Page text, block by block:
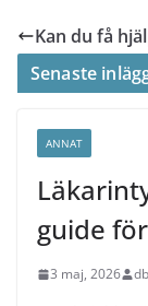
Kan du få
Senaste
ANNAT
guide
3 maj, 2026